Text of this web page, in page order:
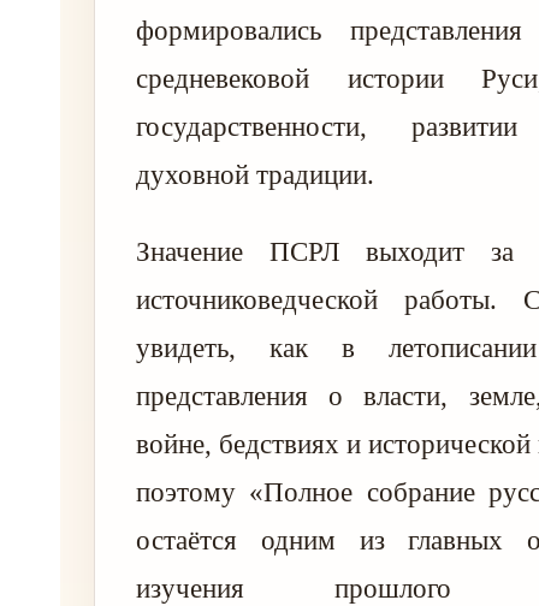
формировались
средневековой истории
государственности,
духовной традиции.
Значение ПСРЛ выходит за
источниковедческой работы.
увидеть, как в летописании
представления о власти,
войне, бедствиях и
поэтому «Полное собрание
остаётся одним из главных
изучения